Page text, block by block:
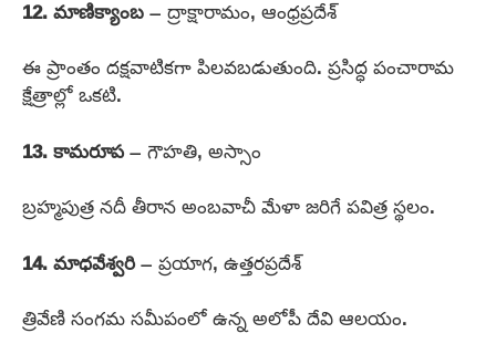
12. మాణిక్యాంబ– ద్రాక్షారామం, ఆంధ్రప్రదేశ్
ఈ ప్రాంతం దక్షవాటికగా పిలవబడుతుంది. ప్రసిద్ధ పంచారామ
క్షేత్రాల్లో ఒకటి.
13. కామరూప– గౌహతి, అస్సాం
బ్రహ్మపుత్ర నదీ తీరాన అంబవాచీ మేళా జరిగే పవిత్ర స్థలం.
14. మాధవేశ్వరి– ప్రయాగ, ఉత్తరప్రదేశ్
త్రివేణి సంగమ సమీపంలో ఉన్న అలోపీ దేవి ఆలయం.